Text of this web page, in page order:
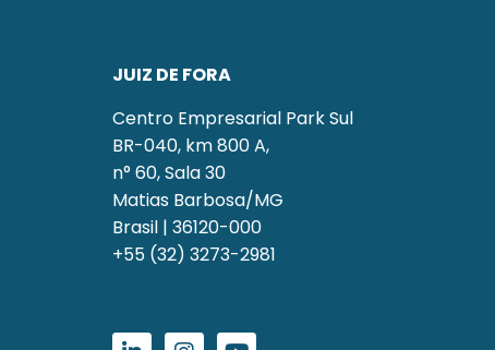
JUIZ DE FORA
Centro Empresarial Park Sul
BR-040, km 800 A,
n° 60, Sala 30
Matias Barbosa/MG
Brasil | 36120-000
+55 (32) 3273-2981